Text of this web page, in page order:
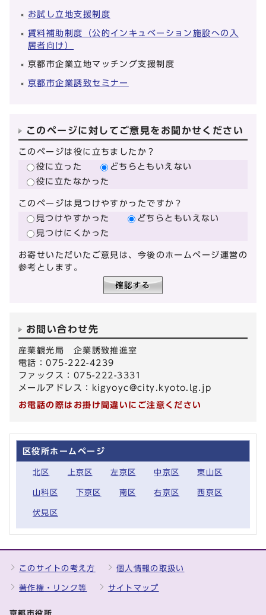
お試し立地支援制度
賃料補助制度（公的インキュベーション施設への入
居者向け）
京都市企業立地マッチング支援制度
京都市企業誘致セミナー
このページに対してご意見をお聞かせください
このページは役に立ちましたか？
役に立った
どちらともいえない
役に立たなかった
このページは見つけやすかったですか？
見つけやすかった
どちらともいえない
見つけにくかった
お寄せいただいたご意見は、今後のホームページ運営の
参考とします。
お問い合わせ先
産業観光局 企業誘致推進室
電話：075-222-4239
ファックス：075-222-3331
メールアドレス：
kigyoyc@city.kyoto.lg.jp
お電話の際はお掛け間違いにご注意ください
区役所ホームページ
北区 上京区 左京区 中京区 東山区
山科区 下京区 南区 右京区 西京区
伏見区
このサイトの考え方 個人情報の取扱い
著作権・リンク等 サイトマップ